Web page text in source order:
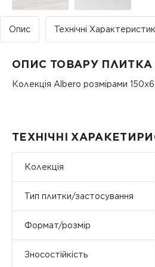
Опис Технічні
ОПИС ТОВАРУ ПЛИТКА
Колекція Albero розмірами
ТЕХНІЧНІ
Колекція
Тип плитки/застосування
Формат/розмір
Зносостійкість